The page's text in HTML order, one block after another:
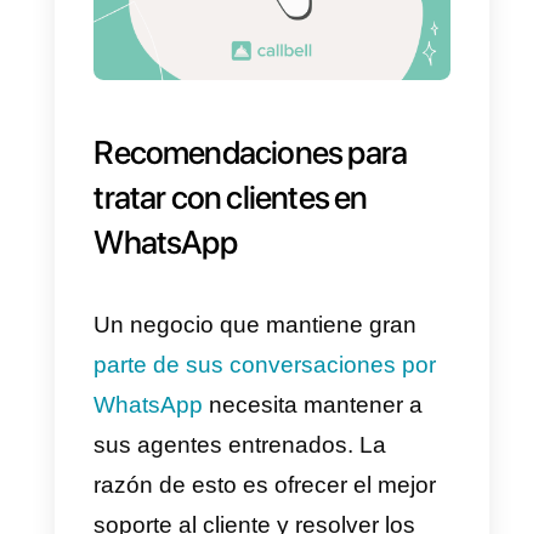
compartir ubicaciones
(funcionalidad que trabaja muy
restaurantes)
Es así como WhatsApp ha tenido
negocios actuales. Ha logrado
adaptarse a una nueva
modalidad donde las empresas
son las que se interesan por